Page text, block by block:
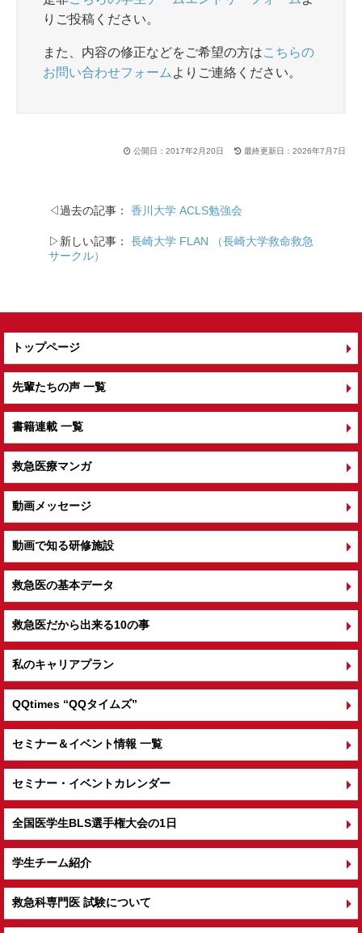
りご投稿ください。
また、内容の修正などをご希望の方はこちらの
お問い合わせフォーム よりご連絡ください。
公開日：2017年2月20日 最終更新日：2026年7月7日
◁過去の記事： 香川大学 ACLS勉強会
▷新しい記事： 長崎大学 FLAN （長崎大学救命救急
サークル）
トップページ
先輩たちの声 一覧
書籍連載 一覧
救急医療マンガ
動画メッセージ
動画で知る研修施設
救急医の基本データ
救急医だから出来る10の事
私のキャリアプラン
QQtimes “QQタイムズ”
セミナー＆イベント情報 一覧
セミナー・イベントカレンダー
全国医学生BLS選手権大会の1日
学生チーム紹介
救急科専門医 試験について